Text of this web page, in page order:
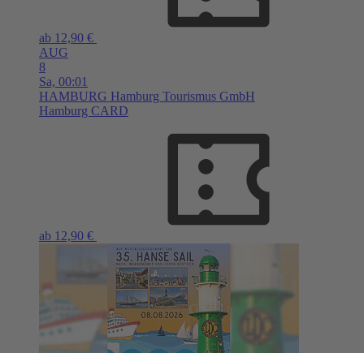
ab 12,90 €
AUG
8
Sa, 00:01
HAMBURG Hamburg Tourismus GmbH
Hamburg CARD
ab 12,90 €